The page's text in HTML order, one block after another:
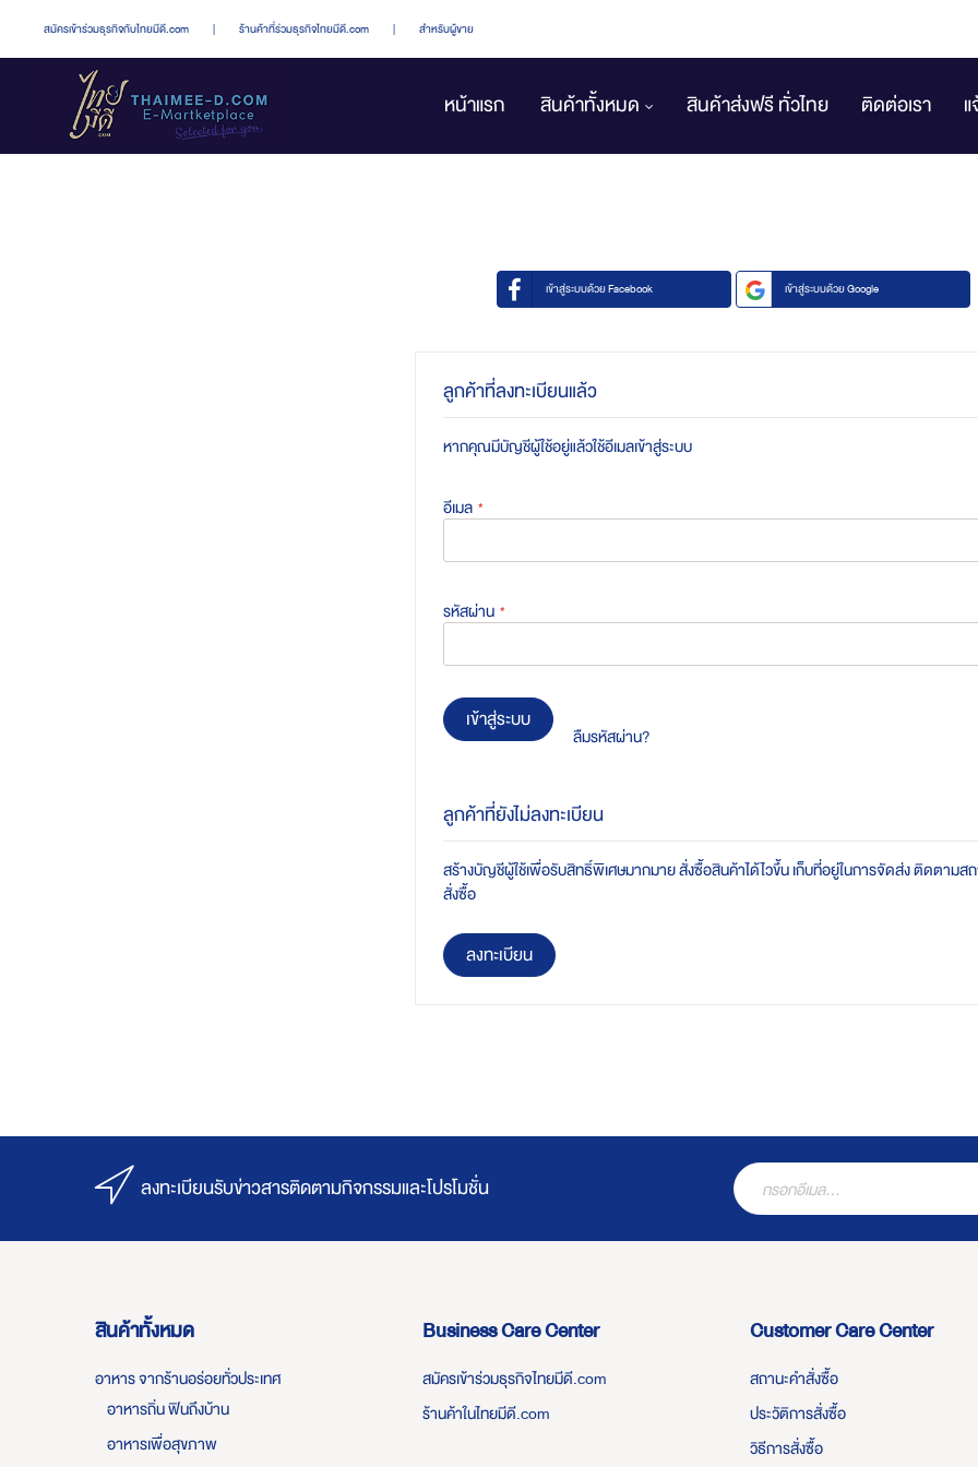
สมัครเข้าร่วมธุรกิจกับไทยมีดี.com | ร้านค้าที่ร่วมธุรกิจไทยมีดี.com | สำหรับผู้ขาย
หน้าแรก สินค้าทั้งหมด สินค้าส่งฟรี ทั่วไทย ติดต่อเรา
เข้าสู่ระบบด้วย Facebook เข้าสู่ระบบด้วย Google
ลูกค้าที่ลงทะเบียนแล้ว
หากคุณมีบัญชีผู้ใช้อยู่แล้วใช้อีเมลเข้าสู่ระบบ
อีเมล
รหัสผ่าน
เข้าสู่ระบบ
ลืมรหัสผ่าน?
ลูกค้าที่ยังไม่ลงทะเบียน
สร้างบัญชีผู้ใช้เพื่อรับสิทธิ์พิเศษมากมาย สั่งซื้อสินค้าได้ไวขึ้น เก็บที่อยู่ในการจัดส่ง ติดตามส
สั่งซื้อ
ลงทะเบียน
ลงทะเบียนรับข่าวสารติดตามกิจกรรมและโปรโมชั่น
สินค้าทั้งหมด
อาหาร จากร้านอร่อยทั่วประเทศ
อาหารถิ่น ฟินถึงบ้าน
อาหารเพื่อสุขภาพ
Business Care Center
สมัครเข้าร่วมธุรกิจไทยมีดี.com
ร้านค้าในไทยมีดี.com
Customer Care Center
สถานะคำสั่งซื้อ
ประวัติการสั่งซื้อ
วิธีการสั่งซื้อ